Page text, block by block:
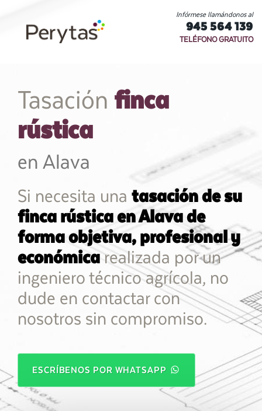
Infórmese llamándonos al
945 564 139
TELÉFONO GRATUITO
Tasación finca
rústica
en Alava
Si necesita una tasación de su
finca rústica en Alava de
forma objetiva, profesional y
económicarealizada por un
ingeniero técnico agrícola, no
dude en contactar con
nosotros sin compromiso.
ESCRÍBENOS POR WHATSAPP